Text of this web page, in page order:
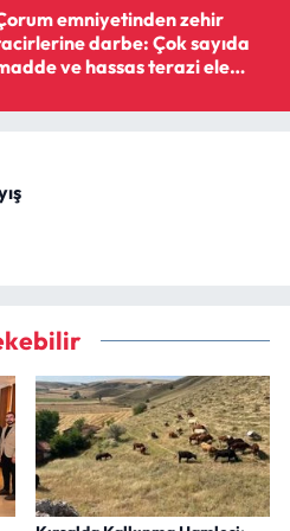
emniyetinden zehir
darbe: Çok sayıda
ve hassas terazi ele